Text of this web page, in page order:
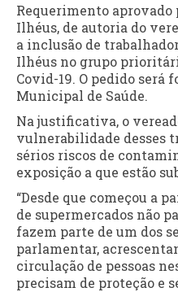
Requerimento
Ilhéus, de autoria do
a inclusão de
Ilhéus no grupo
Covid-19. O pedido será
Municipal de Saúde.
Na justificativa, o
vulnerabilidade desses
sérios riscos de
exposição a que estão
“Desde que começou a
de supermercados não
fazem parte de um dos
parlamentar,
circulação de pessoas
precisam de proteção e